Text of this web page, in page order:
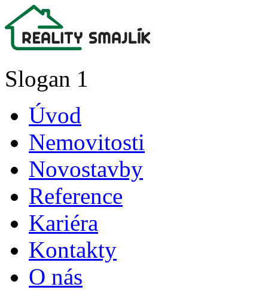
Slogan 1
Úvod
Nemovitosti
Novostavby
Reference
Kariéra
Kontakty
O nás